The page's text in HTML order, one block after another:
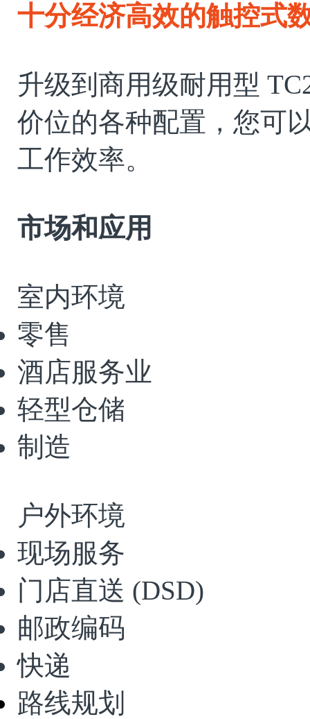
十分经济高效的触控式
升级到商用级耐用型
价位的各种配置，您可
工作效率。
市场和应用
室内环境
零售
酒店服务业
轻型仓储
制造
户外环境
现场服务
门店直送 (DSD)
邮政编码
快递
路线规划